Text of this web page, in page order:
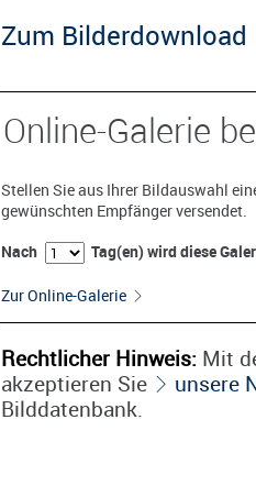
Zum Bilderdownload
Online-Galerie
Stellen Sie aus Ihrer Bildauswahl
gewünschten Empfänger versendet.
Nach
Tag(en) wird diese
Zur Online-Galerie
Rechtlicher Hinweis: Mit
akzeptieren Sie
unsere
Bilddatenbank.